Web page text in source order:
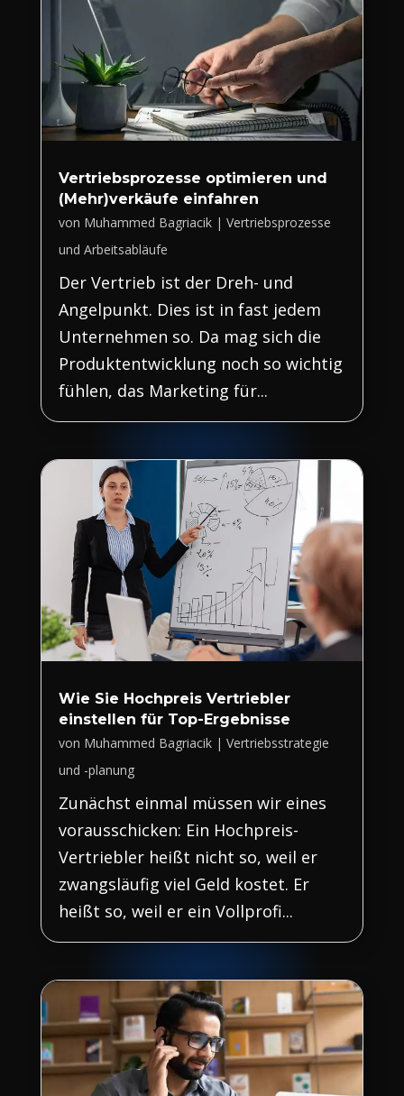
Vertriebsprozesse optimieren und
(Mehr)verkäufe einfahren
von Muhammed Bagriacik| Vertriebsprozesse
und Arbeitsabläufe
Der Vertrieb ist der Dreh- und
Angelpunkt. Dies ist in fast jedem
Unternehmen so. Da mag sich die
Produktentwicklung noch so wichtig
fühlen, das Marketing für...
Wie Sie Hochpreis Vertriebler
einstellen für Top-Ergebnisse
von Muhammed Bagriacik| Vertriebsstrategie
und -planung
Zunächst einmal müssen wir eines
vorausschicken: Ein Hochpreis-
Vertriebler heißt nicht so, weil er
zwangsläufig viel Geld kostet. Er
heißt so, weil er ein Vollprofi...